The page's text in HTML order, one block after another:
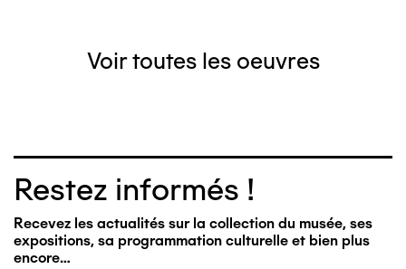
Voir toutes les oeuvres
Restez informés !
Recevez les actualités sur la collection du musée, ses
expositions, sa programmation culturelle et bien plus
encore…